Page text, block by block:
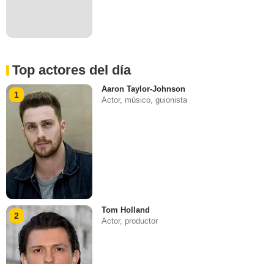
Top actores del día
1
Aaron Taylor-Johnson
Actor, músico, guionista
2
Tom Holland
Actor, productor